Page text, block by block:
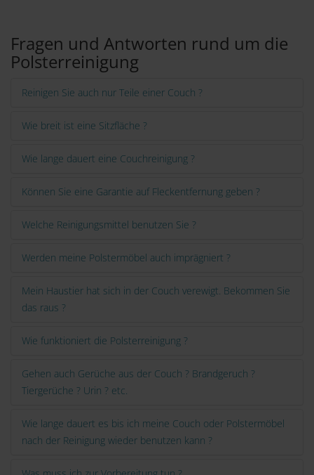
Fragen und Antworten rund um die
Polsterreinigung
Reinigen Sie auch nur Teile einer Couch ?
Wie breit ist eine Sitzfläche ?
Wie lange dauert eine Couchreinigung ?
Können Sie eine Garantie auf Fleckentfernung geben ?
Welche Reinigungsmittel benutzen Sie ?
Werden meine Polstermöbel auch imprägniert ?
Mein Haustier hat sich in der Couch verewigt. Bekommen Sie
das raus ?
Wie funktioniert die Polsterreinigung ?
Gehen auch Gerüche aus der Couch ? Brandgeruch ?
Tiergerüche ? Urin ? etc.
Wie lange dauert es bis ich meine Couch oder Polstermöbel
nach der Reinigung wieder benutzen kann ?